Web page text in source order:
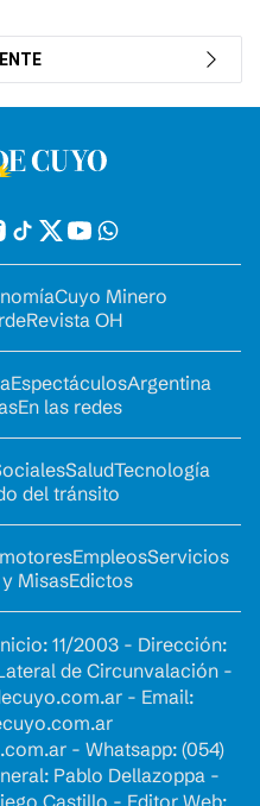
Cuyo Minero
Revista OH
EspectáculosArgentina
En las redes
SaludTecnología
del tránsito
EmpleosServicios
MisasEdictos
11/2003 - Dirección:
de Circunvalación -
- Email:
- Whatsapp: (054)
Pablo Dellazoppa -
Castillo - Editor Web: